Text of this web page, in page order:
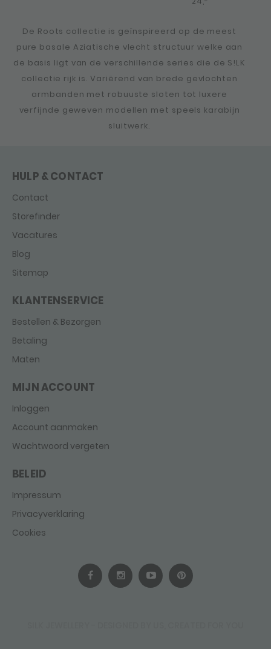
De Roots collectie is geïnspireerd op de meest
pure basale Aziatische vlecht structuur welke aan
de basis ligt van de verschillende series die de S!LK
collectie rijk is. Variërend van brede gevlochten
armbanden met robuuste sloten tot luxere
verfijnde geweven modellen met speels karabijn
sluitwerk.
HULP & CONTACT
Contact
Storefinder
Vacatures
Blog
Sitemap
KLANTENSERVICE
Bestellen & Bezorgen
Betaling
Maten
MIJN ACCOUNT
Inloggen
Account aanmaken
Wachtwoord vergeten
BELEID
Impressum
Privacyverklaring
Cookies